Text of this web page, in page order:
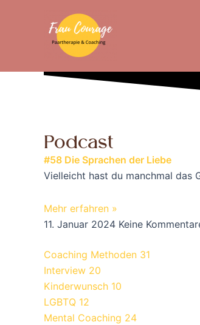
Podcast
#58 Die Sprachen der Liebe
Vielleicht hast du manchmal das
Mehr erfahren »
11. Januar 2024 Keine
Coaching Methoden 31
Interview 20
Kinderwunsch 10
LGBTQ 12
Mental Coaching 24